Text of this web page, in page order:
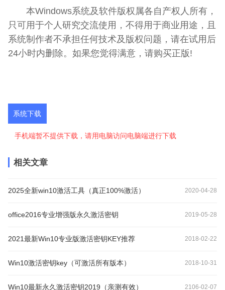
本Windows系统及软件版权属各自产权人所有，
只可用于个人研究交流使用，不得用于商业用途，且
系统制作者不承担任何技术及版权问题，请在试用后
24小时内删除。如果您觉得满意，请购买正版!
系统下载
手机端暂不提供下载，请用电脑访问电脑端进行下载
相关文章
2025全新win10激活工具（真正100%激活） 2020-04-28
office2016专业增强版永久激活密钥 2019-05-28
2021最新Win10专业版激活密钥KEY推荐 2018-02-22
Win10激活密钥key（可激活所有版本） 2018-10-31
Win10最新永久激活密钥2019（亲测有效） 2106-02-07